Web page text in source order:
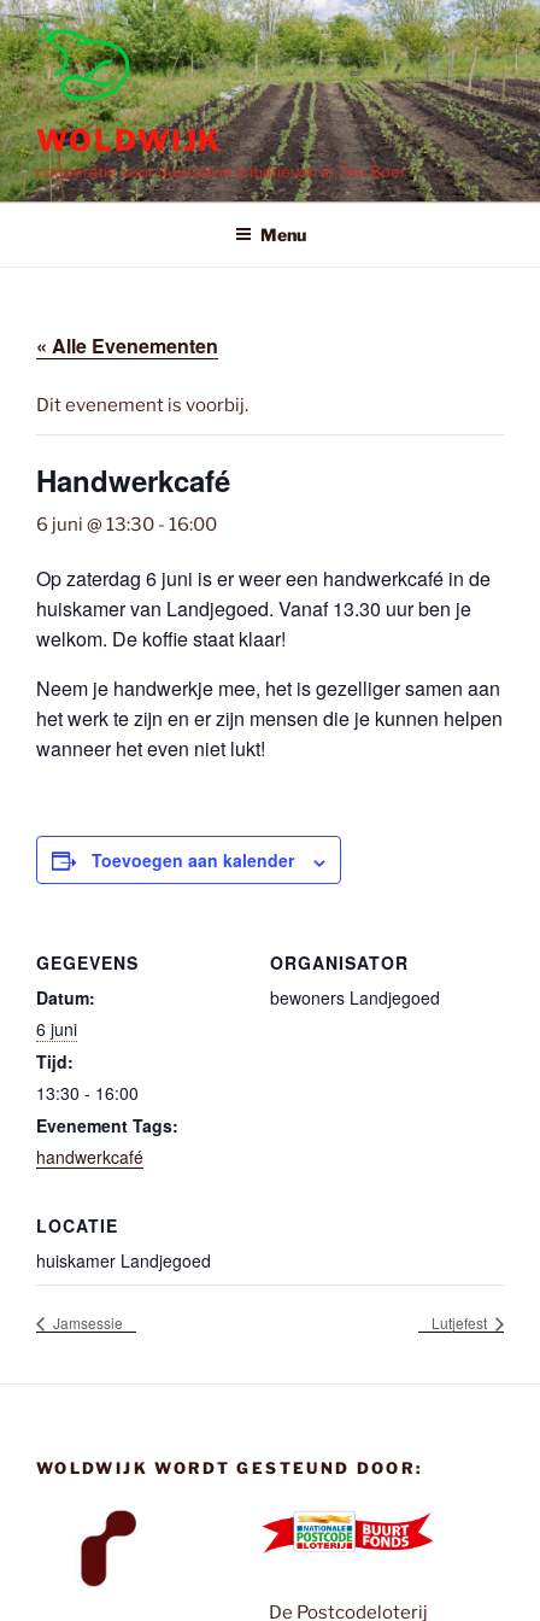
Ga
naar
de
inhoud
WOLDWIJK
coöperatie voor duurzame initiatieven in Ten Boer
Menu
« Alle Evenementen
Dit evenement is voorbij.
Handwerkcafé
6 juni @ 13:30 - 16:00
Op zaterdag 6 juni is er weer een handwerkcafé in de
huiskamer van Landjegoed. Vanaf 13.30 uur ben je
welkom. De koffie staat klaar!
Neem je handwerkje mee, het is gezelliger samen aan
het werk te zijn en er zijn mensen die je kunnen helpen
wanneer het even niet lukt!
Toevoegen aan kalender
GEGEVENS
Datum:
6 juni
Tijd:
13:30 - 16:00
Evenement Tags:
handwerkcafé
ORGANISATOR
bewoners Landjegoed
LOCATIE
huiskamer Landjegoed
Jamsessie Lutjefest
WOLDWIJK WORDT GESTEUND DOOR:
De Postcodeloterij